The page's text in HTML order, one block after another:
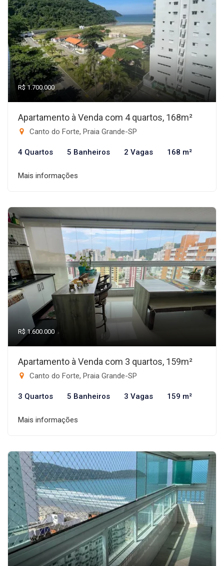
R$ 1.700.000
Apartamento à Venda com 4 quartos, 168m²
Canto do Forte, Praia Grande-SP
4 Quartos 5 Banheiros 2 Vagas 168 m²
Mais informações
R$ 1.600.000
Apartamento à Venda com 3 quartos, 159m²
Canto do Forte, Praia Grande-SP
3 Quartos 5 Banheiros 3 Vagas 159 m²
Mais informações